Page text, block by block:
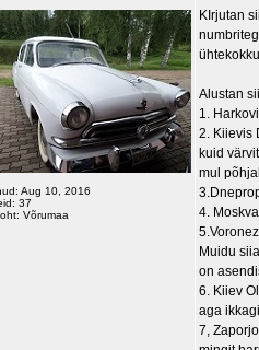
Aug 10, 2016
37
Võrumaa
KIrjutan
Alustan
1.
2. Kiievis
kuid
mul
4.
Muidu
on
6. Kiiev
aga
7,